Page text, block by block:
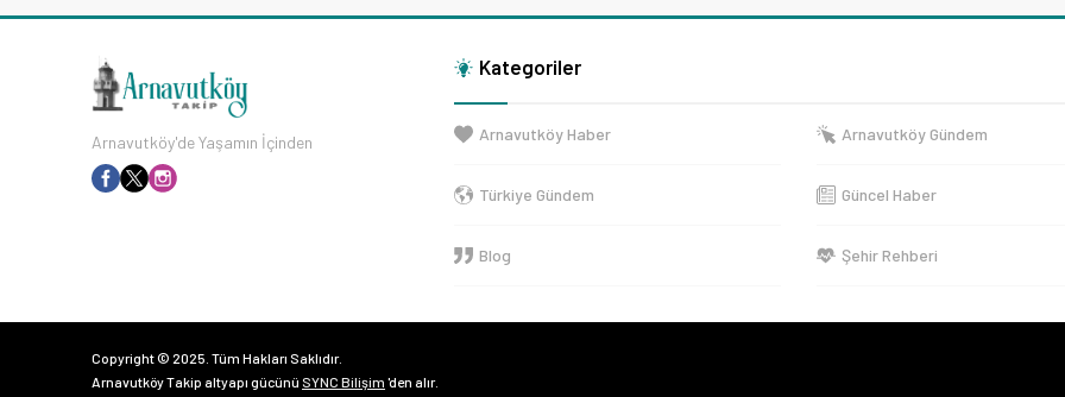
Arnavutköy'de Yaşamın İçinden
Kategoriler
Arnavutköy Haber Arnavutköy Gündem
Türkiye Gündem Güncel Haber
Blog Şehir Rehberi
Copyright © 2025. Tüm Hakları Saklıdır.
Arnavutköy Takip altyapı gücünü SYNC Bilişim 'den alır.